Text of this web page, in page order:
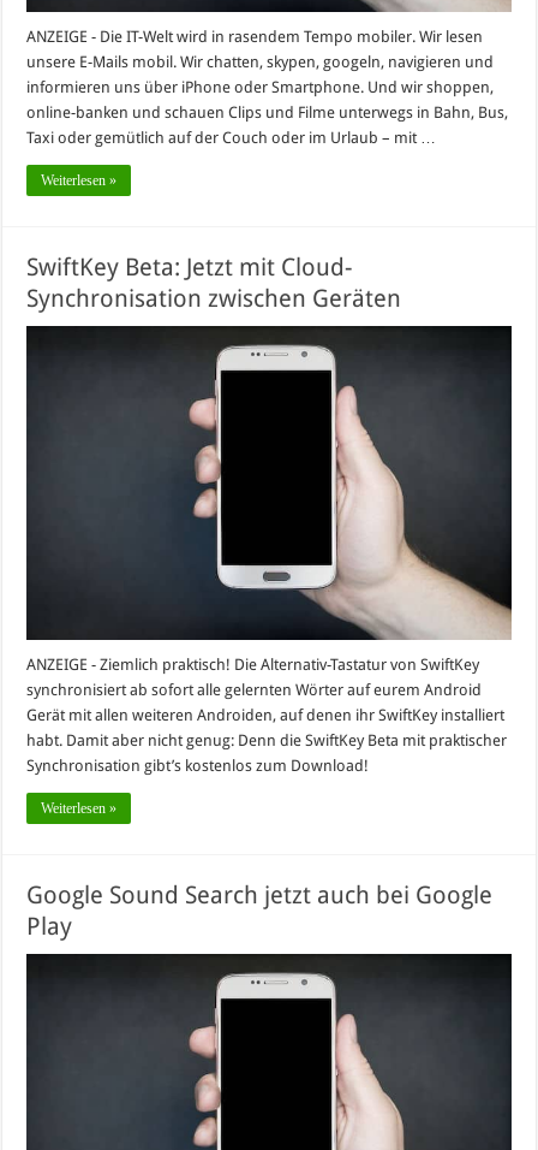
ANZEIGE - Die IT-Welt wird in rasendem Tempo mobiler. Wir lesen
unsere E-Mails mobil. Wir chatten, skypen, googeln, navigieren und
informieren uns über iPhone oder Smartphone. Und wir shoppen,
online-banken und schauen Clips und Filme unterwegs in Bahn, Bus,
Taxi oder gemütlich auf der Couch oder im Urlaub – mit …
Weiterlesen »
SwiftKey Beta: Jetzt mit Cloud-
Synchronisation zwischen Geräten
ANZEIGE - Ziemlich praktisch! Die Alternativ-Tastatur von SwiftKey
synchronisiert ab sofort alle gelernten Wörter auf eurem Android
Gerät mit allen weiteren Androiden, auf denen ihr SwiftKey installiert
habt. Damit aber nicht genug: Denn die SwiftKey Beta mit praktischer
Synchronisation gibt’s kostenlos zum Download!
Weiterlesen »
Google Sound Search jetzt auch bei Google
Play